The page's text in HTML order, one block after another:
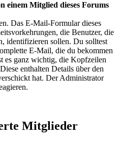
einem Mitglied dieses Forums
Das E-Mail-Formular dieses
die Benutzer, die
identifizieren sollen. Du solltest
E-Mail, die du bekommen
es ganz wichtig, die Kopfzeilen
enthalten Details über den
hat. Der Administrator
Mitglieder